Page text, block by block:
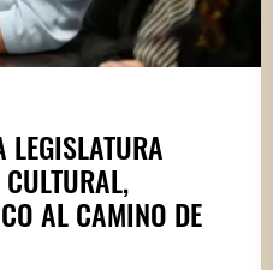
AL CAMINO DE